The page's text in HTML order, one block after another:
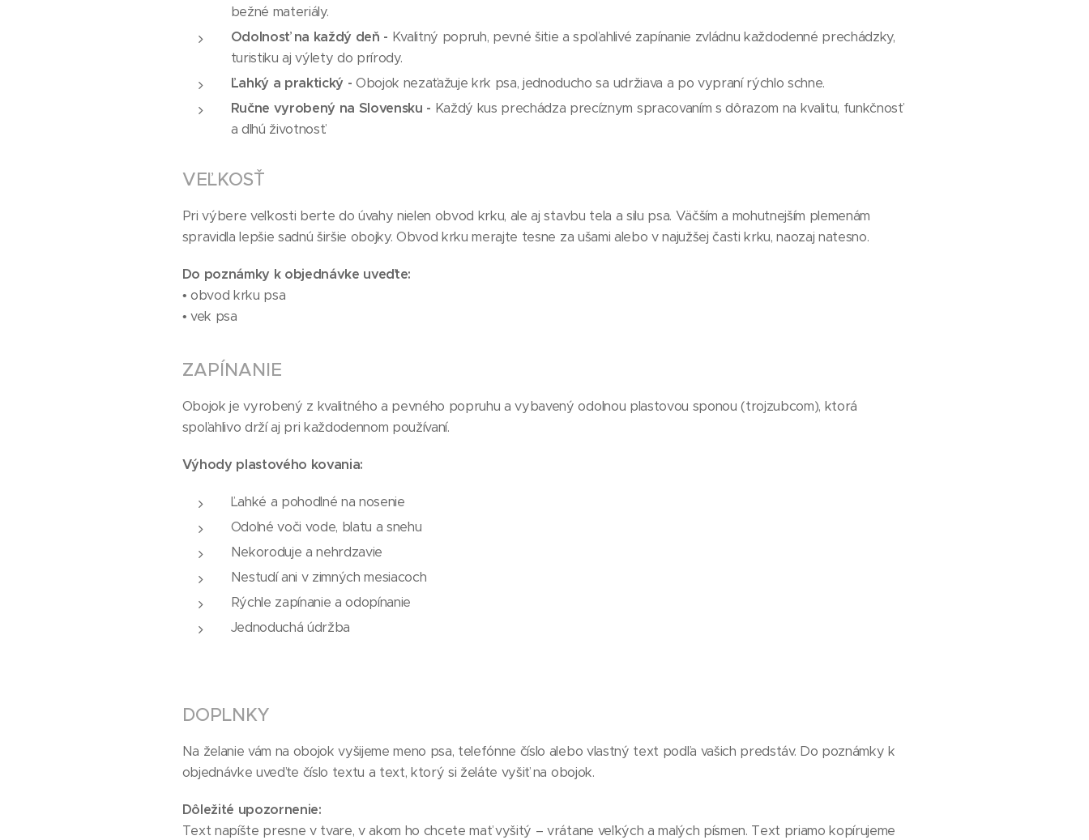
bežné materiály.
Odolnosť na každý deň - Kvalitný popruh, pevné šitie a spoľahlivé zapínanie zvládnu každodenné prechádzky,
turistiku aj výlety do prírody.
Ľahký a praktický - Obojok nezaťažuje krk psa, jednoducho sa udržiava a po vypraní rýchlo schne.
Ručne vyrobený na Slovensku - Každý kus prechádza precíznym spracovaním s dôrazom na kvalitu, funkčnosť
a dlhú životnosť.
VEĽKOSŤ
Pri výbere veľkosti berte do úvahy nielen obvod krku, ale aj stavbu tela a silu psa. Väčším a mohutnejším plemenám
spravidla lepšie sadnú širšie obojky. Obvod krku merajte tesne za ušami alebo v najužšej časti krku, naozaj natesno.
Do poznámky k objednávke uveďte:
• obvod krku psa
• vek psa
ZAPÍNANIE
Obojok je vyrobený z kvalitného a pevného popruhu a vybavený odolnou plastovou sponou (trojzubcom), ktorá
spoľahlivo drží aj pri každodennom používaní.
Výhody plastového kovania:
Ľahké a pohodlné na nosenie
Odolné voči vode, blatu a snehu
Nekoroduje a nehrdzavie
Nestudí ani v zimných mesiacoch
Rýchle zapínanie a odopínanie
Jednoduchá údržba
DOPLNKY
Na želanie vám na obojok vyšijeme meno psa, telefónne číslo alebo vlastný text podľa vašich predstáv. Do poznámky k
objednávke uveďte číslo textu a text, ktorý si želáte vyšiť na obojok.
Dôležité upozornenie:
Text napíšte presne v tvare, v akom ho chcete mať vyšitý – vrátane veľkých a malých písmen. Text priamo kopírujeme